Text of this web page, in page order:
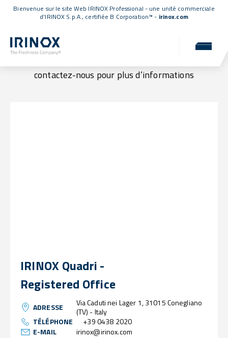
Bienvenue sur le site Web IRINOX Professional - une unité commerciale
d'IRINOX S.p.A., certifiée B Corporation™ - irinox.com
contactez-nous pour plus d’informations
IRINOX Quadri -
Registered Office
ADRESSE
Via Caduti nei Lager 1, 31015 Conegliano
(TV) - Italy
TÉLÉPHONE
+39 0438 2020
E-MAIL
irinox@irinox.com